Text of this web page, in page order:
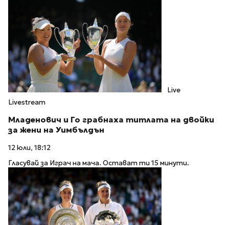
Live
Livestream
Младенович и Го грабнаха титлата на двойки
за жени на Уимбълдън
12 юли, 18:12
Гласувай за Играч на мача. Остават ти 15 минути.